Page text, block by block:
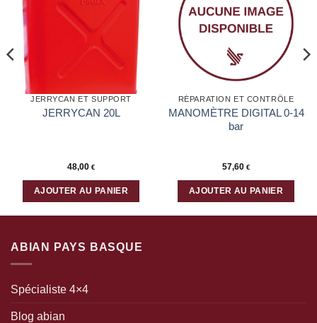
à la liste
d’envies
JERRYCAN ET SUPPORT
JERRYCAN 20L
48,00 €
AJOUTER AU PANIER
à la liste
d’envies
RÉPARATION ET CONTRÔLE
MANOMÈTRE DIGITAL 0-14
bar
57,60 €
AJOUTER AU PANIER
ABIAN PAYS BASQUE
Spécialiste 4×4
Blog abian